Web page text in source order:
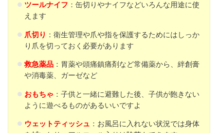
ツールナイフ ：缶切りやナイフなどいろんな用途に使
えます
爪切り ：衛生管理や爪や指を保護するためにはしっか
り爪を切っておく必要があります
救急薬品：胃薬や頭痛鎮痛剤など常備薬から、絆創膏
や消毒薬、ガーゼなど
おもちゃ ：子供と一緒に避難した後、子供が飽きない
ように遊べるものがあるいいですよ
ウェットティッシュ ：お風呂に入れない状況では身体